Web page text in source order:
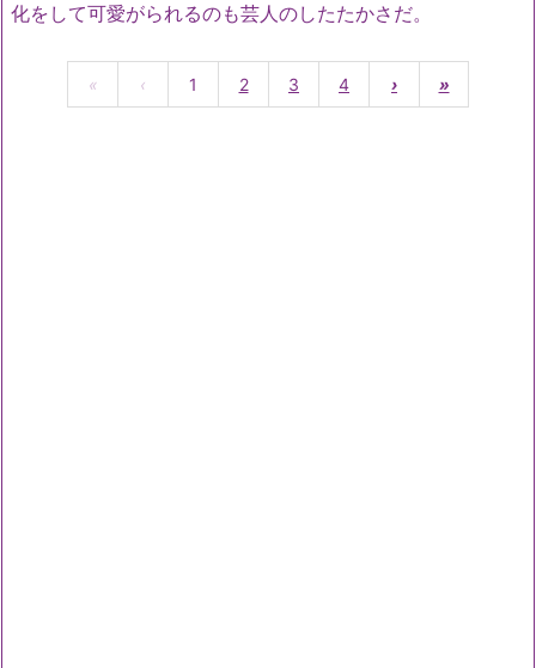
化をして可愛がられるのも芸人のしたたかさだ。
« ‹ 1 2 3 4 › »